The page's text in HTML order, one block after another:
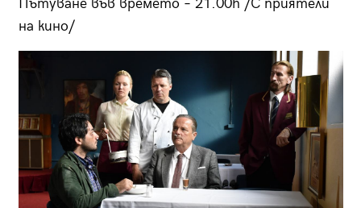
на кино/